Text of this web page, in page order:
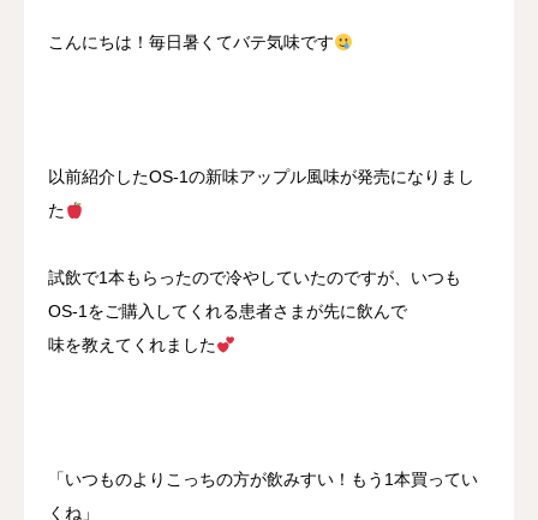
こんにちは！毎日暑くてバテ気味です
以前紹介したOS-1の新味アップル風味が発売になりまし
た
試飲で1本もらったので冷やしていたのですが、いつも
OS-1をご購入してくれる患者さまが先に飲んで
味を教えてくれました
「いつものよりこっちの方が飲みすい！もう1本買ってい
くね」